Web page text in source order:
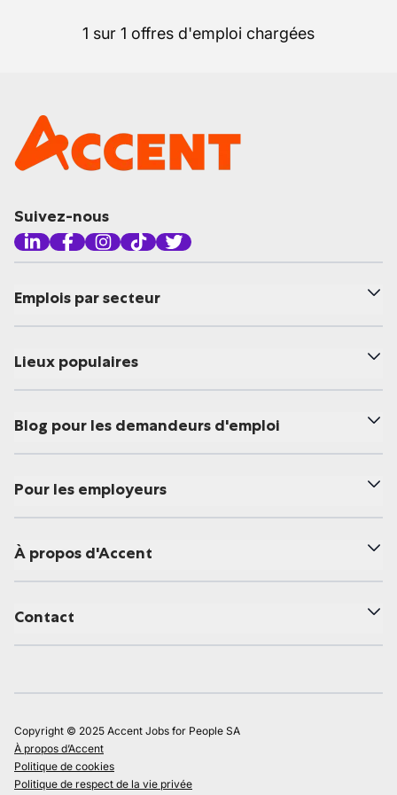
1 sur 1 offres d'emploi chargées
Suivez-nous
Emplois par secteur
Lieux populaires
Blog pour les demandeurs d'emploi
Pour les employeurs
À propos d'Accent
Contact
Copyright © 2025 Accent Jobs for People SA
À propos d’Accent
Politique de cookies
Politique de respect de la vie privée